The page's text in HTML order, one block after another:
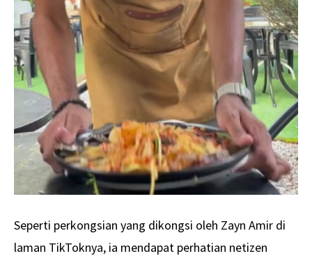
Seperti perkongsian yang dikongsi oleh Zayn Amir di
laman TikToknya, ia mendapat perhatian netizen